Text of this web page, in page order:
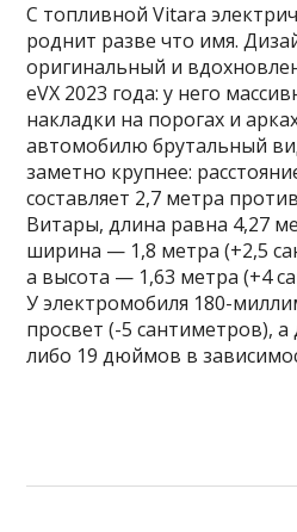
С топливной Vitara
роднит разве что имя.
оригинальный и
eVX 2023 года: у него
накладки на порогах и
автомобилю брутальный
заметно крупнее:
составляет 2,7 метра
Витары, длина равна 4,27
ширина — 1,8 метра (+2,5
а высота — 1,63 метра (+4
У электромобиля 180-
просвет (-5 сантиметров),
либо 19 дюймов в